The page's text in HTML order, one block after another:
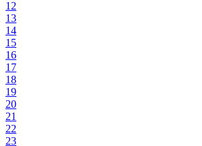
12
13
14
15
16
17
18
19
20
21
22
23